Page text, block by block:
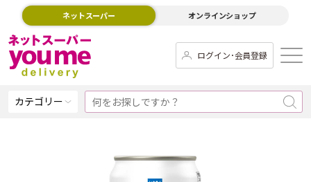
ネットスーパー オンラインショップ
ログイン･会員登録
カテゴリー